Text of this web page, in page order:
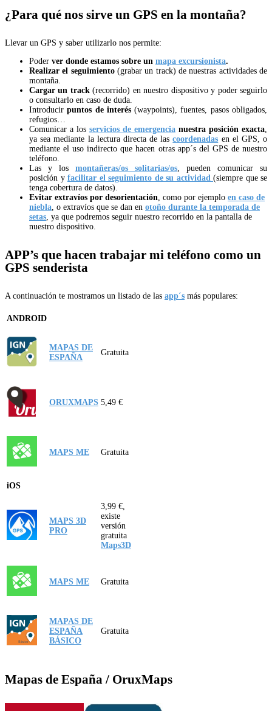
¿Para qué nos sirve un GPS en la montaña?
Llevar un GPS y saber utilizarlo nos permite:
Poder ver donde estamos sobre un mapa excursionista.
Realizar el seguimiento(grabar un track) de nuestras actividades de
montaña.
Cargar un track(recorrido) en nuestro dispositivo y poder seguirlo
o consultarlo en caso de duda.
Introducirpuntos de interés(waypoints), fuentes, pasos obligados,
refugios…
Comunicar a los servicios de emergencia nuestra posición exacta
ya sea mediante la lectura directa de lascoordenadas en el GPS, o
mediante el uso indirecto que hacen otras app´s del GPS de nuestro
teléfono.
Las y los montañeras/os solitarias/os , pueden comunicar su
posición y facilitar el seguimiento de su actividad (siempre que se
tenga cobertura de datos).
Evitar extravíos por desorientación , como por ejemplo en caso de
niebla , o extravíos que se dan en otoño durante la temporada de
setas , ya que podremos seguir nuestro recorrido en la pantalla de
nuestro dispositivo.
APP’s que hacen trabajar mi teléfono como un
GPS senderista
A continuación te mostramos un listado de las app´s más populares:
ANDROID
MAPAS DE
ESPAÑA
Gratuita
ORUXMAPS 5,49 €
MAPS ME Gratuita
iOS
MAPS 3D
PRO
3,99 €,
existe
versión
gratuita
Maps3D
MAPS ME Gratuita
MAPAS DE
ESPAÑA
BÁSICO
Gratuita
Mapas de España / OruxMaps